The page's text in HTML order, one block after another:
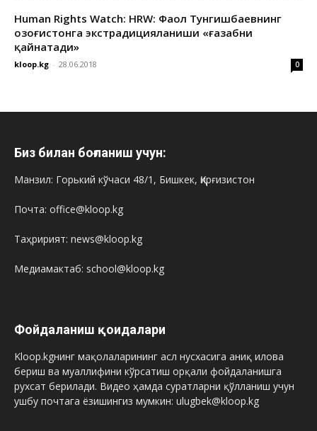
Human Rights Watch: HRW: Фаол Тунгишбаевнинг
Қозоғистонга экстрадицияланиши «ғазабни
қайнатади»
kloop.kg - 28.06.2018 0
Биз билан боғланиш учун:
Манзил: Горький кўчаси 48/1, Бишкек, Қирғизистон
Почта: office@kloop.kg
Таҳририят: news@kloop.kg
Медиамактаб: school@kloop.kg
Фойдаланиш қоидалари
Kloop.kgнинг мақолаларининг асл нусхасига аниқ илова
бериш ва муаллифини кўрсатиш орқали фойдаланишга
рухсат берилади. Видео ҳамда суратларни қўлланиш учун
ушбу почтага ёзишингиз мумкин: ulugbek@kloop.kg